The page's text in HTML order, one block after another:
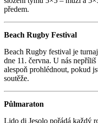
předem.
Beach Rugby Festival
Beach Rugby festival je
dne 11. června. U nás
alespoň prohlédnout, pokud
soutěže.
Půlmaraton
Lido di Jesolo pořádá každý